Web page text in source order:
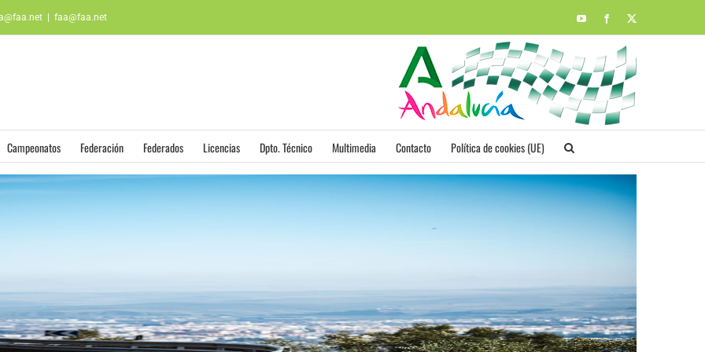
faa@faa.net YouTubeFacebook
Campeonatos Federación Federados Licencias Dpto. Técnico Multimedia Contacto Política de cookies (UE)